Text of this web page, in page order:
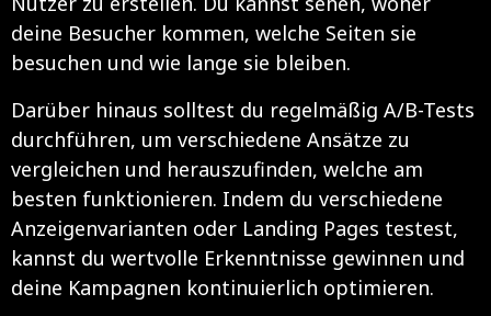
deine Besucher kommen, welche Seiten sie
besuchen und wie lange sie bleiben.
Darüber hinaus solltest du regelmäßig A/B-Tests
durchführen, um verschiedene Ansätze zu
vergleichen und herauszufinden, welche am
besten funktionieren. Indem du verschiedene
Anzeigenvarianten oder Landing Pages testest,
kannst du wertvolle Erkenntnisse gewinnen und
deine Kampagnen kontinuierlich optimieren.